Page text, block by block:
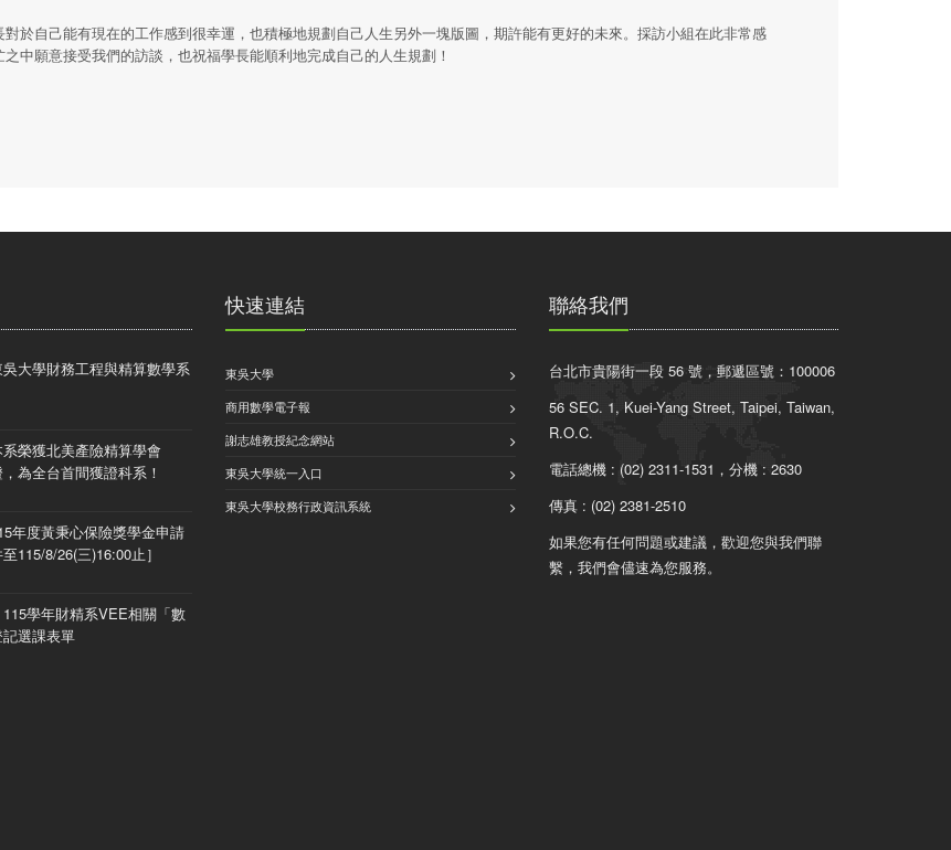
於自己能有現在的工作感到很幸運，也積極地規劃自己人生另外一塊版圖，期許能有更好的未來。採訪小組在此非常感
中願意接受我們的訪談，也祝福學長能順利地完成自己的人生規劃！
吳大學財務工程與精算數學系
系榮獲北美產險精算學會
為全台首間獲證科系！
年度黃秉心保險獎學金申請
115/8/26(三)16:00止］
115學年財精系VEE相關「數
選課表單
快速連結
東吳大學
商用數學電子報
謝志雄教授紀念網站
東吳大學統一入口
東吳大學校務行政資訊系統
聯絡我們
台北市貴陽街一段 56 號，郵遞區號：100006
56 SEC. 1, Kuei-Yang Street, Taipei, Taiwan,
R.O.C.
電話總機 : (02) 2311-1531，分機 : 2630
傳真 : (02) 2381-2510
如果您有任何問題或建議，歡迎您與我們聯
繫，我們會儘速為您服務。